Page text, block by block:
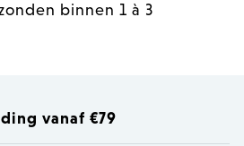
binnen 1 à 3
vanaf €79